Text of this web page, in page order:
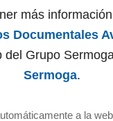
más
Documentales
del Grupo Sermoga
Sermoga.
a la